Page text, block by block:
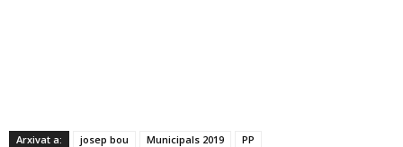
Arxivat a: josep bou Municipals 2019 PP